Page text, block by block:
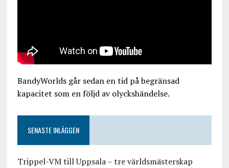
BandyWorlds går sedan en tid på begränsad
kapacitet som en följd av olyckshändelse.
SENASTE INLÄGGEN
Trippel-VM till Uppsala – tre världsmästerskap